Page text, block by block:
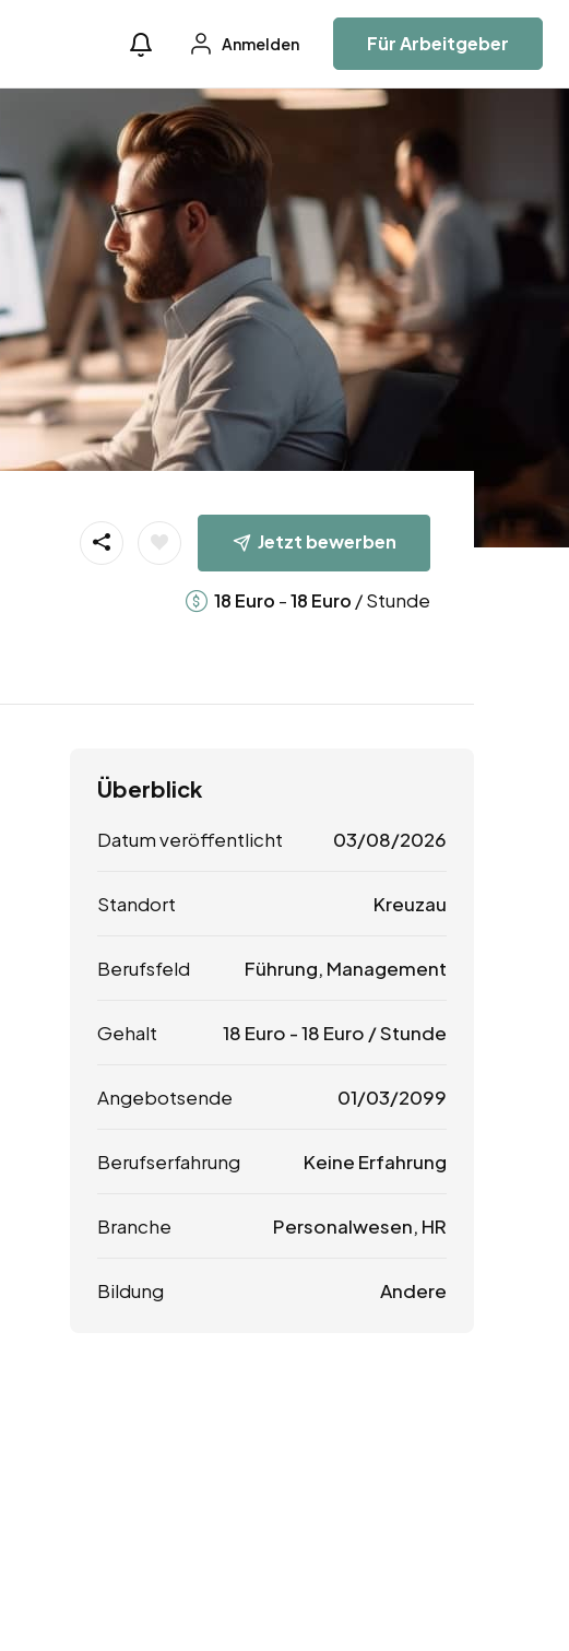
Anmelden Für Arbeitgeber
Jetzt bewerben
18 Euro -18 Euro / Stunde
Überblick
Datum veröffentlicht 03/08/2026
Standort Kreuzau
Berufsfeld Führung, Management
Gehalt 18 Euro -18 Euro / Stunde
Angebotsende 01/03/2099
Berufserfahrung Keine Erfahrung
Branche Personalwesen, HR
Bildung Andere